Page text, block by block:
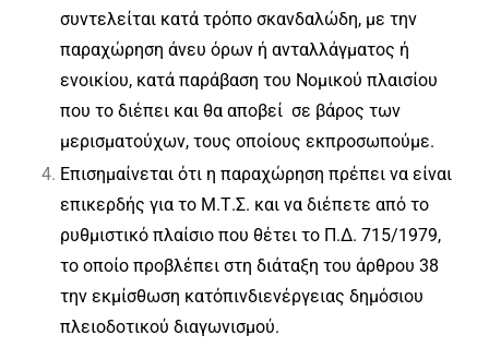
συντελείται κατά τρόπο σκανδαλώδη, με την
παραχώρηση άνευ όρων ή ανταλλάγματος ή
ενοικίου, κατά παράβαση του Νομικού πλαισίου
που το διέπει και θα αποβεί σε βάρος των
μερισματούχων, τους οποίους εκπροσωπούμε.
Επισημαίνεται ότι η παραχώρηση πρέπει να είναι
επικερδής για το Μ.Τ.Σ. και να διέπετε από το
ρυθμιστικό πλαίσιο που θέτει το Π.Δ. 715/1979,
το οποίο προβλέπει στη διάταξη του άρθρου 38
την εκμίσθωση κατόπινδιενέργειας δημόσιου
πλειοδοτικού διαγωνισμού.